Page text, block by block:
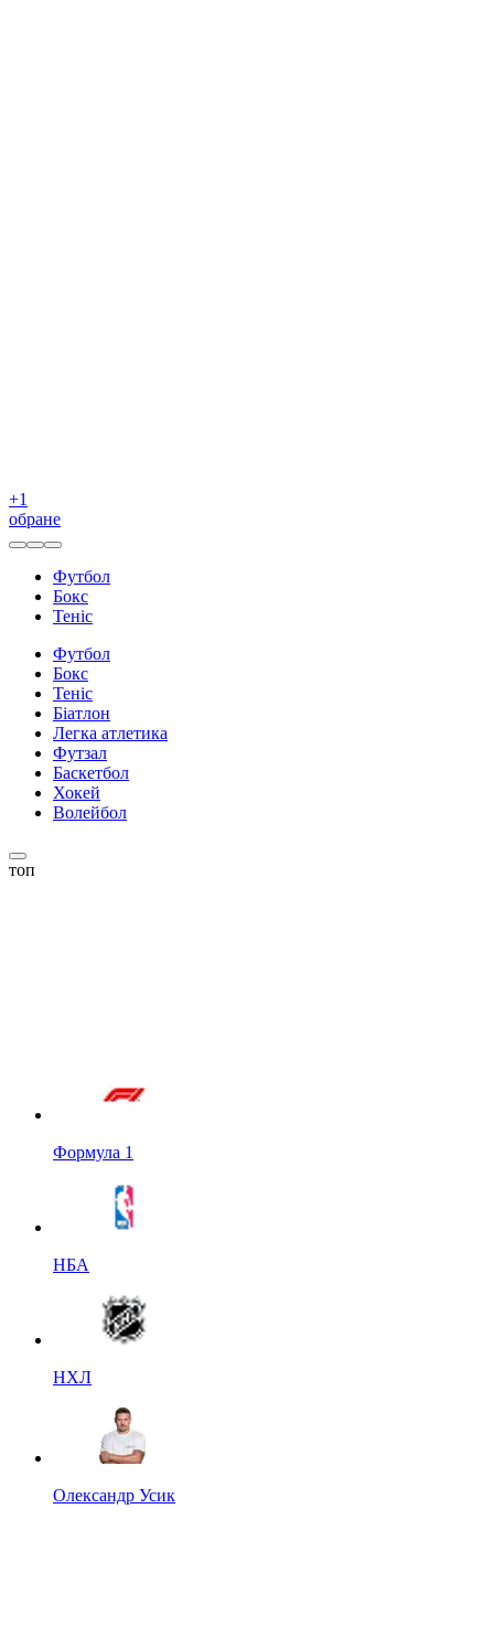
+1
обране
Футбол
Бокс
Теніс
Футбол
Бокс
Теніс
Біатлон
Легка атлетика
Футзал
Баскетбол
Хокей
Волейбол
топ
Формула 1
НБА
НХЛ
Олександр Усик